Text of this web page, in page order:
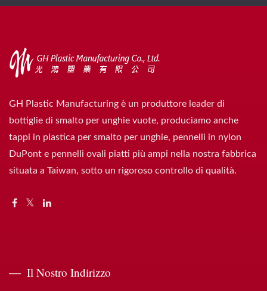
GH Plastic Manufacturing è un produttore leader di
bottiglie di smalto per unghie vuote, produciamo anche
tappi in plastica per smalto per unghie, pennelli in nylon
DuPont e pennelli ovali piatti più ampi nella nostra fabbrica
situata a Taiwan, sotto un rigoroso controllo di qualità.
Il Nostro Indirizzo